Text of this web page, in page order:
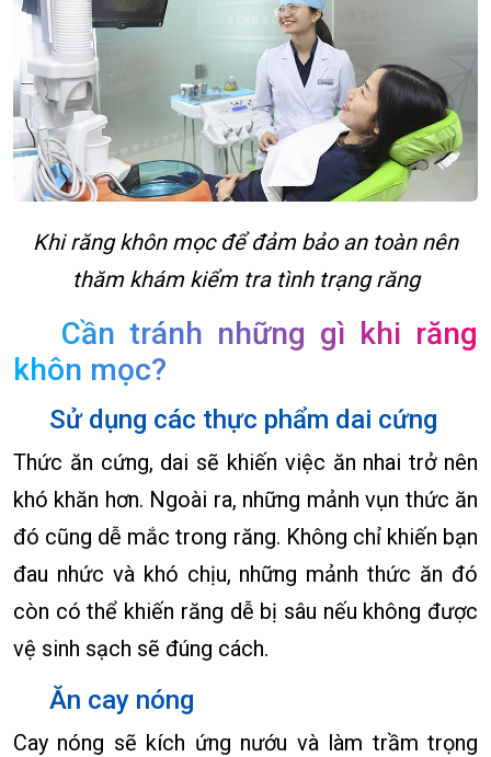
Khi răng khôn mọc để đảm bảo an toàn nên
thăm khám kiểm tra tình trạng răng
Cần tránh những gì khi răng
khôn mọc?
Sử dụng các thực phẩm dai cứng
Thức ăn cứng, dai sẽ khiến việc ăn nhai trở nên
khó khăn hơn. Ngoài ra, những mảnh vụn thức ăn
đó cũng dễ mắc trong răng. Không chỉ khiến bạn
đau nhức và khó chịu, những mảnh thức ăn đó
còn có thể khiến răng dễ bị sâu nếu không được
vệ sinh sạch sẽ đúng cách.
Ăn cay nóng
Cay nóng sẽ kích ứng nướu và làm trầm trọng